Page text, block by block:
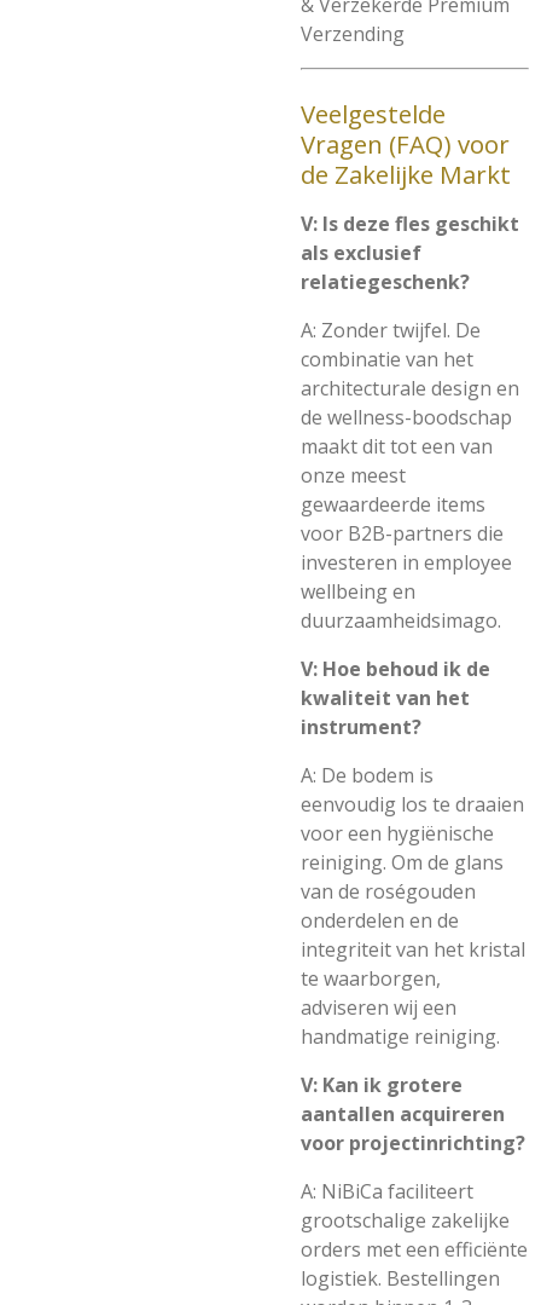
Verzending
Veelgestelde
Vragen (FAQ) voor
de Zakelijke Markt
V: Is deze fles geschikt
als exclusief
relatiegeschenk?
A: Zonder twijfel. De
combinatie van het
architecturale design en
de wellness-boodschap
maakt dit tot een van
onze meest
gewaardeerde items
voor B2B-partners die
investeren in employee
wellbeing en
duurzaamheidsimago.
V: Hoe behoud ik de
kwaliteit van het
instrument?
A: De bodem is
eenvoudig los te draaien
voor een hygiënische
reiniging. Om de glans
van de roségouden
onderdelen en de
integriteit van het kristal
te waarborgen,
adviseren wij een
handmatige reiniging.
V: Kan ik grotere
aantallen acquireren
voor projectinrichting?
A: NiBiCa faciliteert
grootschalige zakelijke
orders met een efficiënte
logistiek. Bestellingen